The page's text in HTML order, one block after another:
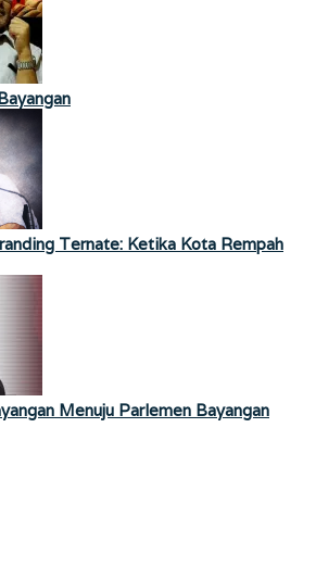
Ternate: Ketika Kota Rempah
Menuju Parlemen Bayangan